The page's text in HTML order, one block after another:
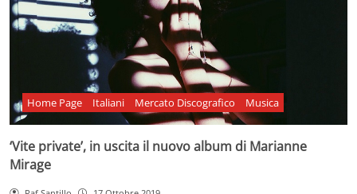
Home Page Italiani Mercato Discografico Musica
‘Vite private’, in uscita il nuovo album di Marianne
Mirage